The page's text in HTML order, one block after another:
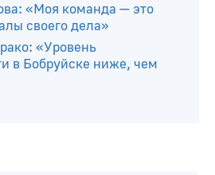
«Моя команда — это
своего дела»
«Уровень
в Бобруйске ниже, чем